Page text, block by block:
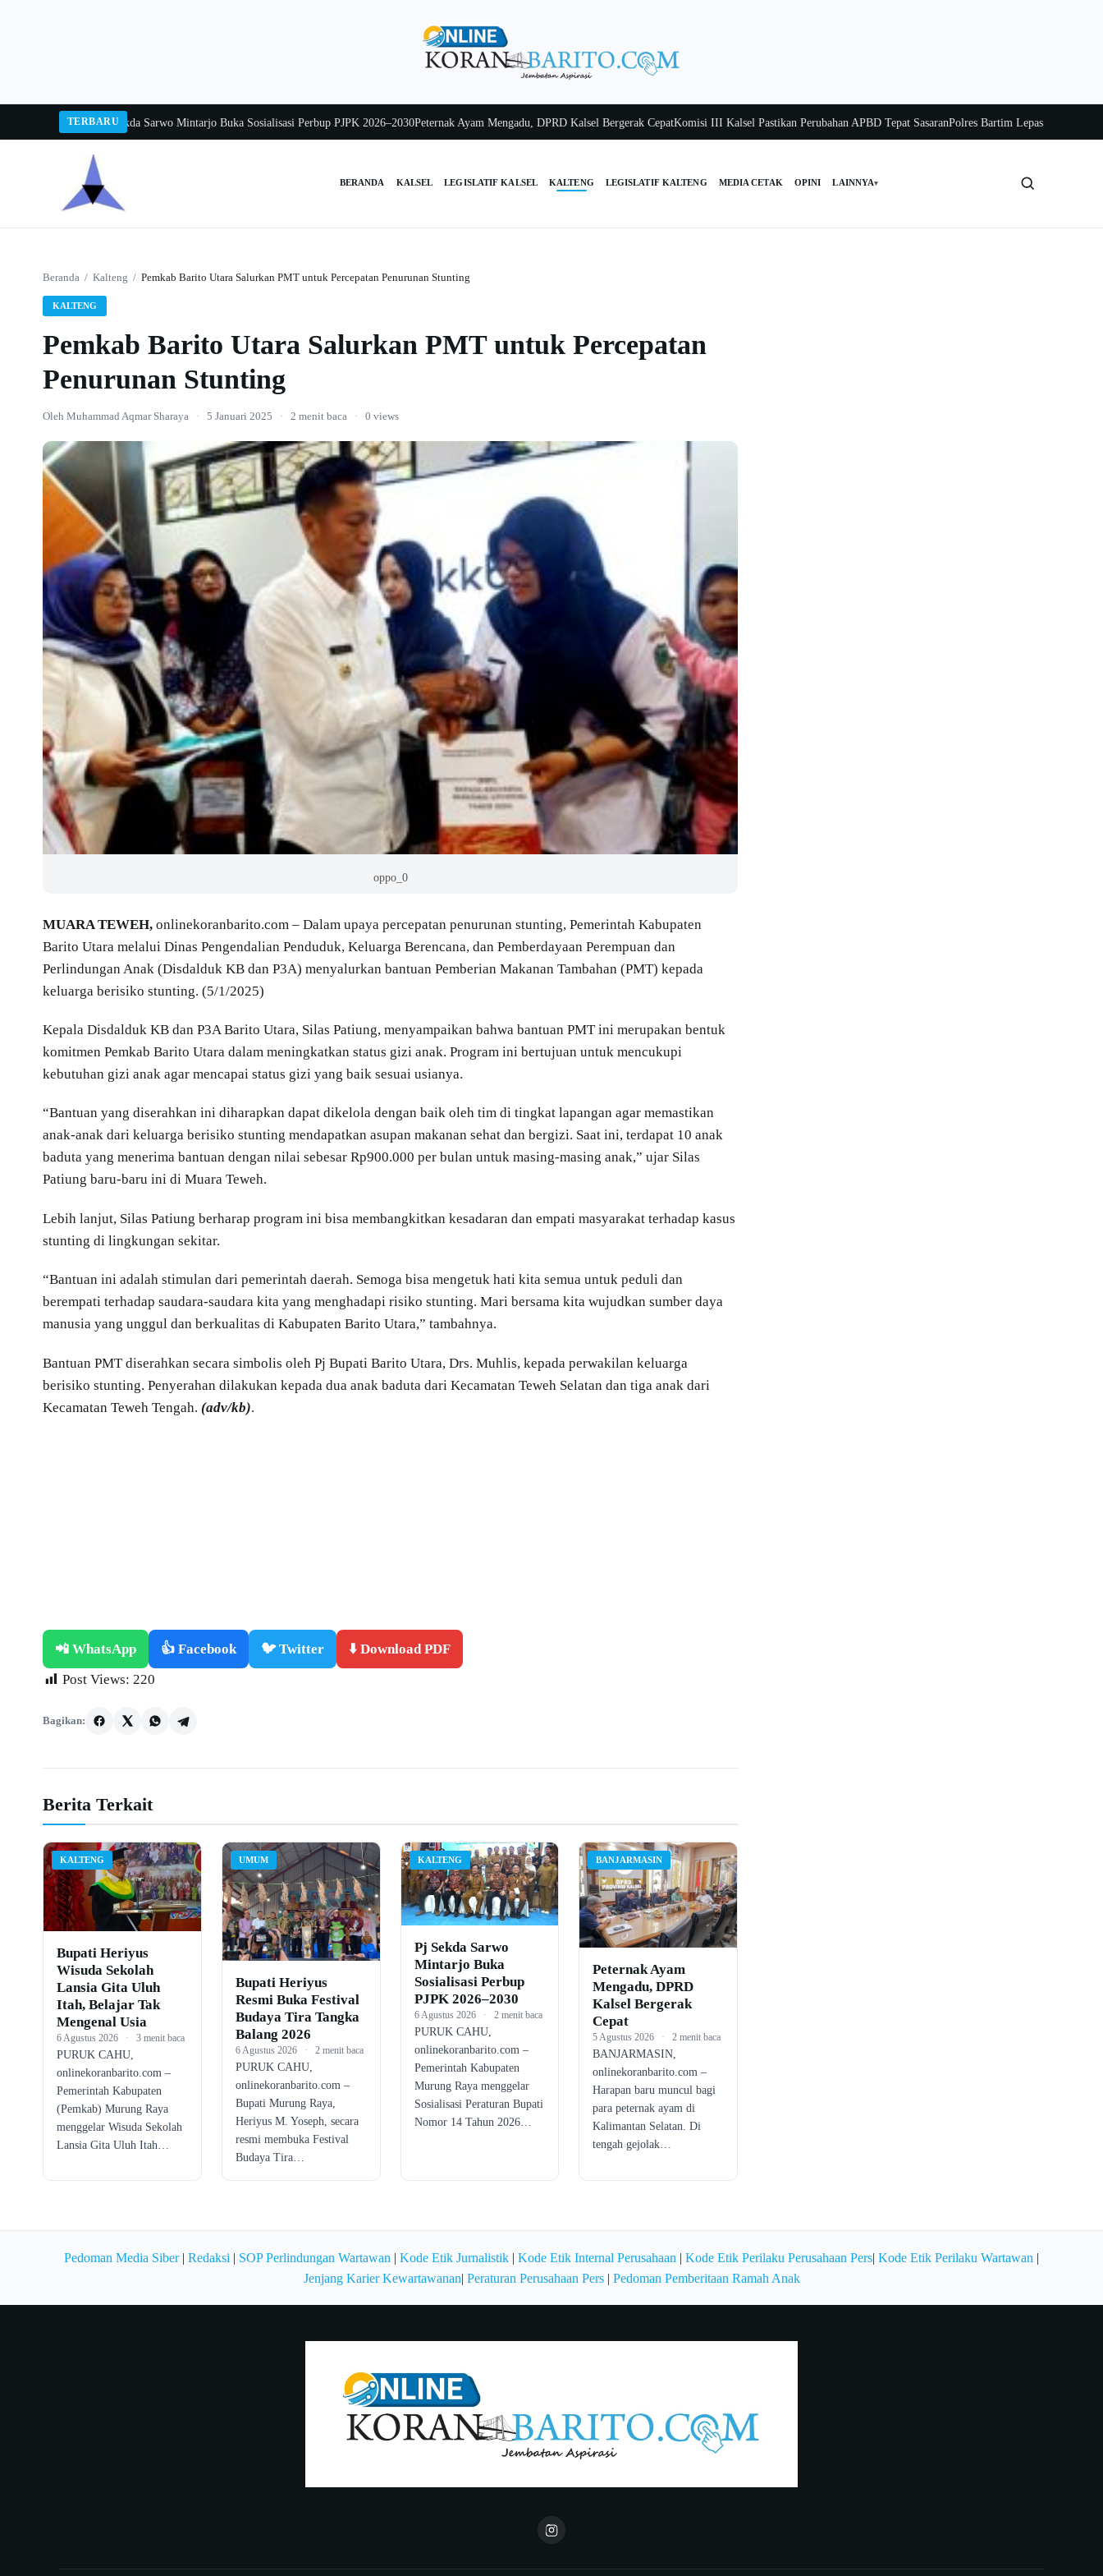
TERBARU
Balang 2026Pj Sekda Sarwo Mintarjo Buka Sosialisasi Perbup PJPK 2026–2030Peternak Ayam Mengadu, DPRD Kalsel Bergerak CepatKomisi III Kalsel Pastikan Perubahan APBD Tepat SasaranPolres Bartim Lepas Bakti Sosial untuk
BERANDA KALSEL LEGISLATIF KALSEL KALTENG LEGISLATIF KALTENG MEDIA CETAK OPINI LAINNYA▾
Beranda / Kalteng / Pemkab Barito Utara Salurkan PMT untuk Percepatan Penurunan Stunting
KALTENG
Pemkab Barito Utara Salurkan PMT untuk Percepatan
Penurunan Stunting
Oleh Muhammad Aqmar Sharaya · 5 Januari 2025 · 2 menit baca · 0 views
oppo_0
MUARA TEWEH, onlinekoranbarito.com – Dalam upaya percepatan penurunan stunting, Pemerintah Kabupaten
Barito Utara melalui Dinas Pengendalian Penduduk, Keluarga Berencana, dan Pemberdayaan Perempuan dan
Perlindungan Anak (Disdalduk KB dan P3A) menyalurkan bantuan Pemberian Makanan Tambahan (PMT) kepada
keluarga berisiko stunting. (5/1/2025)
Kepala Disdalduk KB dan P3A Barito Utara, Silas Patiung, menyampaikan bahwa bantuan PMT ini merupakan bentuk
komitmen Pemkab Barito Utara dalam meningkatkan status gizi anak. Program ini bertujuan untuk mencukupi
kebutuhan gizi anak agar mencapai status gizi yang baik sesuai usianya.
“Bantuan yang diserahkan ini diharapkan dapat dikelola dengan baik oleh tim di tingkat lapangan agar memastikan
anak-anak dari keluarga berisiko stunting mendapatkan asupan makanan sehat dan bergizi. Saat ini, terdapat 10 anak
baduta yang menerima bantuan dengan nilai sebesar Rp900.000 per bulan untuk masing-masing anak,” ujar Silas
Patiung baru-baru ini di Muara Teweh.
Lebih lanjut, Silas Patiung berharap program ini bisa membangkitkan kesadaran dan empati masyarakat terhadap kasus
stunting di lingkungan sekitar.
“Bantuan ini adalah stimulan dari pemerintah daerah. Semoga bisa mengetuk hati kita semua untuk peduli dan
berempati terhadap saudara-saudara kita yang menghadapi risiko stunting. Mari bersama kita wujudkan sumber daya
manusia yang unggul dan berkualitas di Kabupaten Barito Utara,” tambahnya.
Bantuan PMT diserahkan secara simbolis oleh Pj Bupati Barito Utara, Drs. Muhlis, kepada perwakilan keluarga
berisiko stunting. Penyerahan dilakukan kepada dua anak baduta dari Kecamatan Teweh Selatan dan tiga anak dari
Kecamatan Teweh Tengah. (adv/kb).
📲 WhatsApp 👍 Facebook 🐦 Twitter
⬇️ Download PDF
Post Views: 220
Bagikan:
Berita Terkait
KALTENG
Bupati Heriyus
Wisuda Sekolah
Lansia Gita Uluh
Itah, Belajar Tak
Mengenal Usia
6 Agustus 2026 · 3 menit baca
PURUK CAHU,
onlinekoranbarito.com –
Pemerintah Kabupaten
(Pemkab) Murung Raya
menggelar Wisuda Sekolah
Lansia Gita Uluh Itah…
UMUM
Bupati Heriyus
Resmi Buka Festival
Budaya Tira Tangka
Balang 2026
6 Agustus 2026 · 2 menit baca
PURUK CAHU,
onlinekoranbarito.com –
Bupati Murung Raya,
Heriyus M. Yoseph, secara
resmi membuka Festival
Budaya Tira…
KALTENG
Pj Sekda Sarwo
Mintarjo Buka
Sosialisasi Perbup
PJPK 2026–2030
6 Agustus 2026 · 2 menit baca
PURUK CAHU,
onlinekoranbarito.com –
Pemerintah Kabupaten
Murung Raya menggelar
Sosialisasi Peraturan Bupati
Nomor 14 Tahun 2026…
BANJARMASIN
Peternak Ayam
Mengadu, DPRD
Kalsel Bergerak
Cepat
5 Agustus 2026 · 2 menit baca
BANJARMASIN,
onlinekoranbarito.com –
Harapan baru muncul bagi
para peternak ayam di
Kalimantan Selatan. Di
tengah gejolak…
Pedoman Media Siber| Redaksi | SOP Perlindungan Wartawan | Kode Etik Jurnalistik | Kode Etik Internal Perusahaan | Kode Etik Perilaku Perusahaan Pers| Kode Etik Perilaku Wartawan |
Jenjang Karier Kewartawanan| Peraturan Perusahaan Pers| Pedoman Pemberitaan Ramah Anak